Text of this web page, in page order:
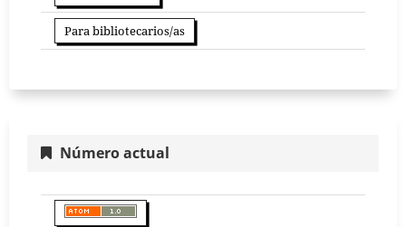
Para bibliotecarios/as
Número actual